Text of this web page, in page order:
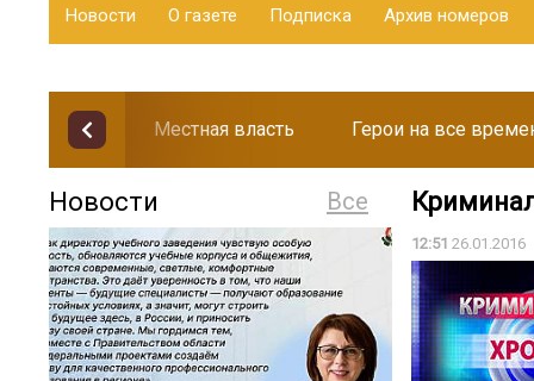
Новости О газете Подписка Архив номеров
Местная власть Герои на все
Все
Новости
12:51 26.01.2016